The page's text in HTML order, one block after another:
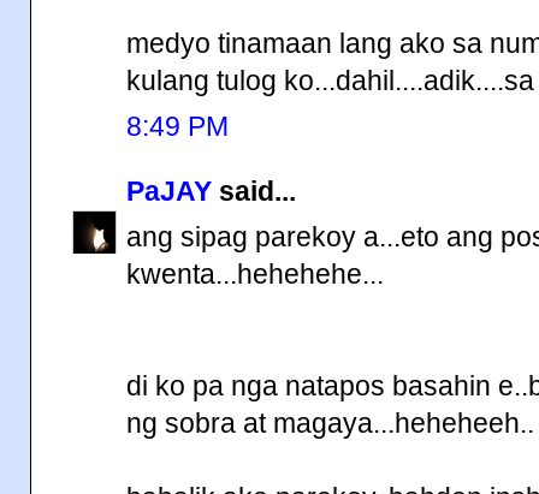
medyo tinamaan lang ako sa
kulang tulog
8:49 PM
PaJAY said...
ang sipag parekoy a...eto ang
kwenta...hehehehe...
di ko pa nga natapos basahin
ng sobra at magaya...heheheeh..